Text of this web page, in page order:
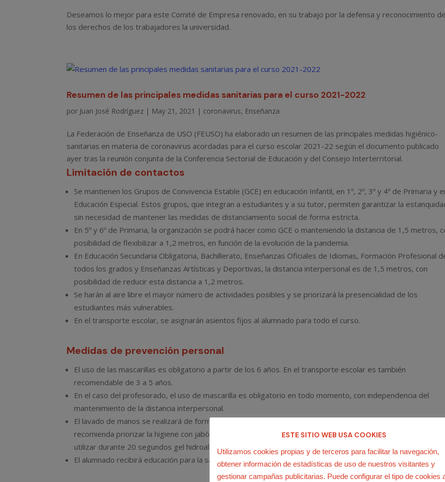
Deseamos lo mejor para este Comité de Empresa renovado, en su trabajo por la defensa y reconocimiento de
los derechos de los trabajadores la universidad.
Resumen de las principales medidas sanitarias para el curso 2021-2022
por Juan José Rodríguez | May 21, 2021 | coronavirus, Enseñanza
La Federación de Enseñanza de USO (FEUSO) ha elaborado un resumen de las principales medidas higiénico-
sanitarias en materia de coronavirus acordadas para el curso escolar 2021-22 según el documento publicado
ayer tras la reunión conjunta de la Conferencia Sectorial de Educación y del Consejo Interterritorial.
Limitación de contactos
Se mantienen los Grupos de Convivencia Estable (GCE) en educación Infantil, en 1º, 2º, 3º y 4º de Primaria y
Educación Especial. Estos grupos, que integran a estudiantes y a su tutor, permiten garantizar la
sin necesidad de mantener las medidas de distanciamiento social de forma estricta.
En 5º y 6º de Primaria, la organización se podrá hacer como GCE o manteniendo la distancia de 1,5 metros,
posibilidad de flexibilizar a 1,2 metros, en función de la evolución de la pandemia.
En Educación Secundaria Obligatoria, Bachillerato, Enseñanzas Oficiales de Idiomas, Formación Profesional
todos los grados y Enseñanzas Artísticas y Deportivas, la distancia interpersonal es de 1,5 metros, con
posibilidad de reducir esta distancia a 1,2 metros.
Se harán al aire libre el mayor número de actividades posibles y se priorizará la presencialidad de los
estudiantes más vulnerables.
En el transporte escolar, se asignarán asientos fijos al alumnado para todo el curso.
Medidas de prevención personal
El uso de las mascarillas es obligatorio a partir de los 6 años. En el transporte escolar es también
recomendable de 3 a 5 años.
En el caso del profesorado, el uso de mascarilla es obligatorio en todo momento, con independencia del
mantenimiento de la distancia interpersonal.
El lavado de manos se realizará de forma frecuente y meticulosa, un mínimo de cinco veces por día. Se
recomienda priorizar la higiene con jabón y agua, durante al menos 40 segundos. Si no es posible, se puede
utilizar durante 20 segundos gel hidroalcohólico.
El alumnado recibirá educación para la salud para cumplir adecuadamente con las medidas higiénico-sanitarias.
ESTE SITIO WEB USA COOKIES
Utilizamos cookies propias y de terceros para facilitar la navegación,
obtener información de estadísticas de uso de nuestros visitantes y
gestionar campañas publicitarias. Puede configurar el tipo de cookies